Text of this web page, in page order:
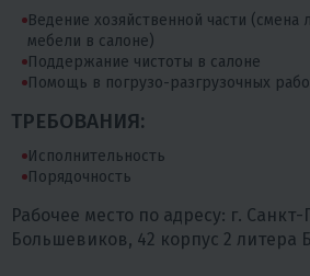
Ведение хозяйственной части (смена
мебели в салоне)
Пoддepжание чистоты в салоне
Помощь в погрузо-paзгpузoчных
ТРЕБОВАНИЯ:
Исполнительность
Порядочность
Рабочее место по адресу: г. Санкт-
Большевиков, 42 корпус 2 литера Б